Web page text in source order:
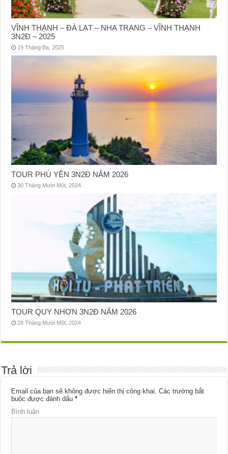
VĨNH THẠNH – ĐÀ LẠT – NHA TRANG – VĨNH THẠNH
3N2Đ – 2025
19 Tháng Ba, 2025
TOUR PHÚ YÊN 3N2Đ NĂM 2026
30 Tháng Mười Một, 2024
TOUR QUY NHƠN 3N2Đ NĂM 2026
28 Tháng Mười Một, 2024
Trả lời
Email của bạn sẽ không được hiển thị công khai. Các trường bắt
buộc được đánh dấu*
Bình luận